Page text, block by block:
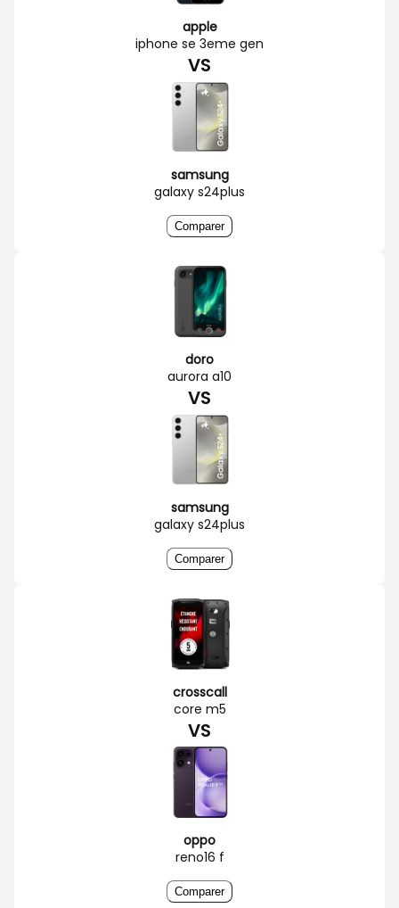
apple
iphone se 3eme gen
VS
samsung
galaxy s24plus
Comparer
doro
aurora a10
VS
samsung
galaxy s24plus
Comparer
crosscall
core m5
VS
oppo
reno16 f
Comparer